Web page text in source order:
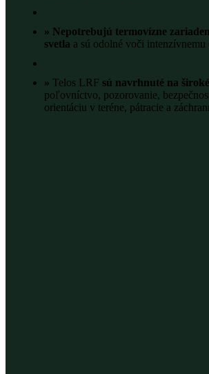
» Nepotrebujú termovízne
svetla a sú odolné voči intenzívnemu
» Telos LRF sú navrhnuté na
poľovníctvo, pozorovanie,
orientáciu v teréne, pátracie a